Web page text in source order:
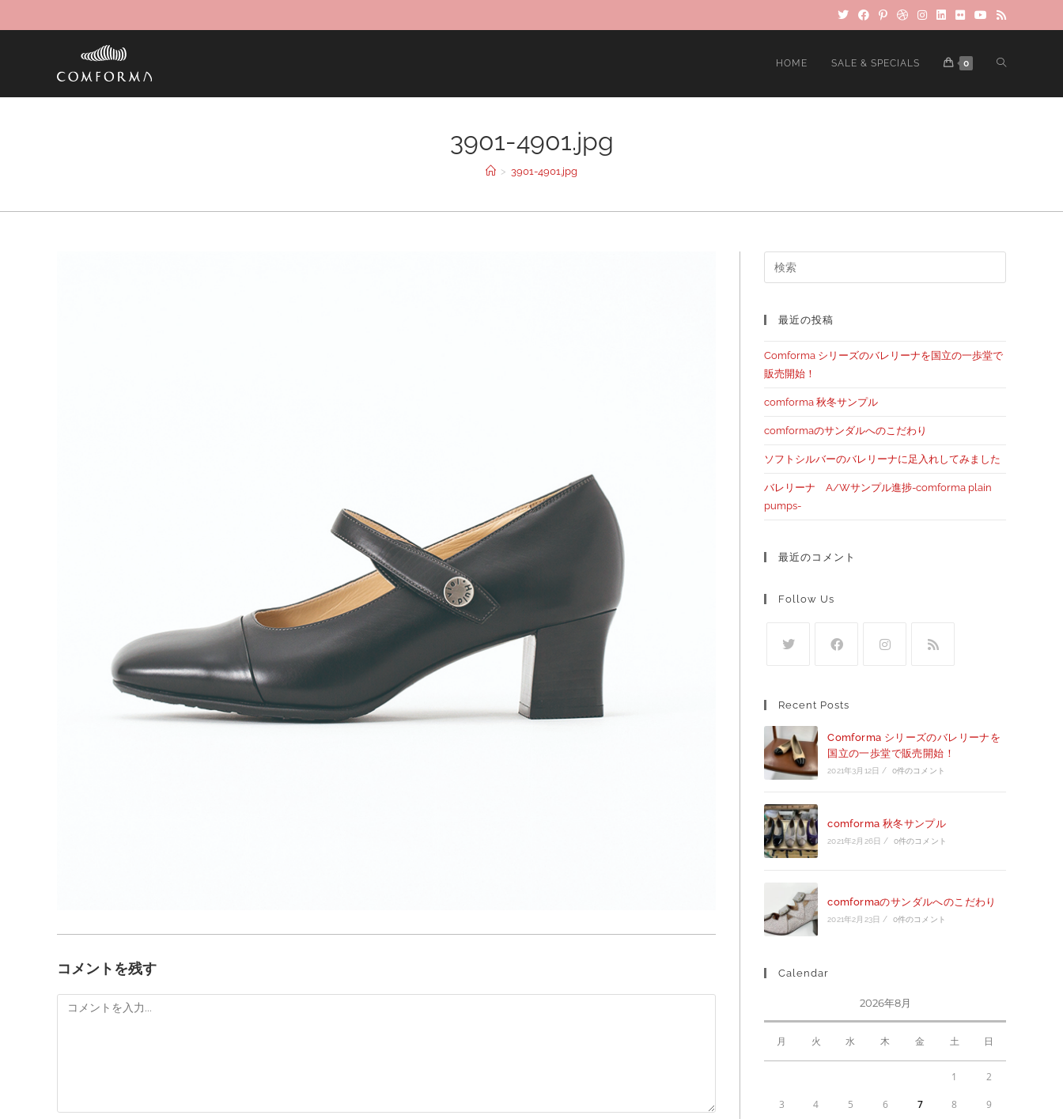
HOME SALE & SPECIALS 0
3901-4901.jpg
> 3901-4901.jpg
コメントを残す
最近の投稿
Comforma シリーズのバレリーナを国立の一歩堂で
販売開始！
comforma 秋冬サンプル
comformaのサンダルへのこだわり
ソフトシルバーのバレリーナに足入れしてみました
バレリーナ A/Wサンプル進捗-comforma plain
pumps-
最近のコメント
Follow Us
Recent Posts
Comforma シリーズのバレリーナを
国立の一歩堂で販売開始！
2021年3月12日 / 0件のコメント
comforma 秋冬サンプル
2021年2月26日 / 0件のコメント
comformaのサンダルへのこだわり
2021年2月23日 / 0件のコメント
Calendar
2026年8月
月 火 水 木 金 土 日
1 2
3 4 5 6 7 8 9